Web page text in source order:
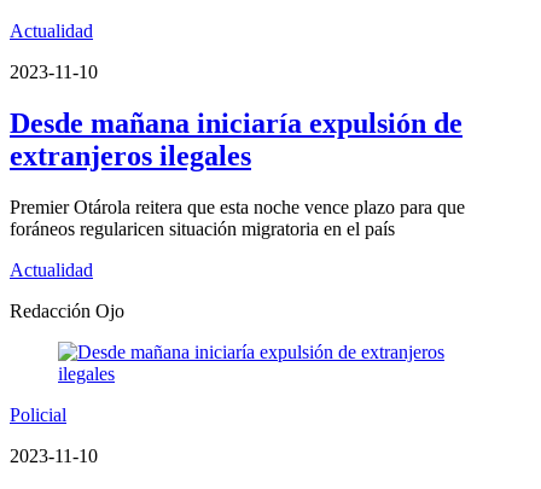
Actualidad
2023-11-10
Desde mañana iniciaría expulsión de
extranjeros ilegales
Premier Otárola reitera que esta noche vence plazo para que
foráneos regularicen situación migratoria en el país
Actualidad
Redacción Ojo
Policial
2023-11-10